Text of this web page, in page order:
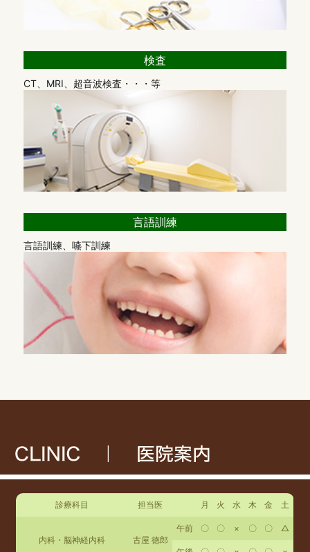
患者様に安心して診療を受けていただく環境を整えるため、医
療従事者の賃上げを行い人材確保に努める、診療報酬改定で新
患者様には、診療費の一部ご負担がかかる場合がありますが、
ご理解くださいますようお願いいたします。ベースアップ評価
料による診療費の上乗せ分は、医療従事者の賃上げにすべて充
外来感染対策向上加算】
厚生労働省が定める「外来感染対策向上加算」の施設基準を満
たし、診療報酬の算定をしております。感染管理者である院長
が中心となり、従業員全員で院内感染対策を推進しておりま
す。
講じ、一般診療の方と分けた診療スペースを確保して対応して
おります。
抗菌薬については厚生労働省のガイダンスに則り、適正に使用
いたします。
今後もマスクの着用、手指の消毒、院内の換気などの対策を実
施し、感染対策に努めていきます
般名処方加算について】
後発医薬品のある医薬品について、特定の商品名ではなく薬剤
【 生活習慣病管理料（Ⅱ）について】
当院では、高血圧・脂質異常症・糖尿病を主病名とする患者様
に対し、患者様個々に応じた目標設定、血圧や体重、食事、運
動等の生活習慣に関する具体的な指導内容を記載した「療養計
画書」を作成し、より専門的・総合的な治療管理を行う「生活
習慣病管理料（Ⅱ）」を算定しております。
検査
CT、MRI、超音波検査・・・等
言語訓練
言語訓練、嚥下訓練
診療科目 担当医 月 火 水 木 金 土
内科・脳神経内科 古屋 徳郎
午前 〇 〇 × 〇 〇 △